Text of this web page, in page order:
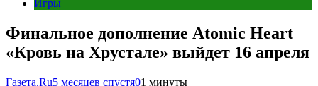
Игры
Финальное дополнение Atomic Heart
«Кровь на Хрустале» выйдет 16 апреля
Газета.Ru5 месяцев спустя01 минуты